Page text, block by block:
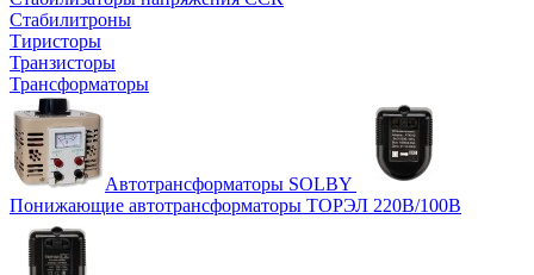
Стабилитроны
Тиристоры
Транзисторы
Трансформаторы
Автотрансформаторы SOLBY
Понижающие автотрансформаторы ТОРЭЛ 220В/100В